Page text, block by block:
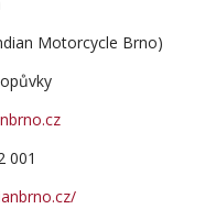
Motorcycle Brno)
001